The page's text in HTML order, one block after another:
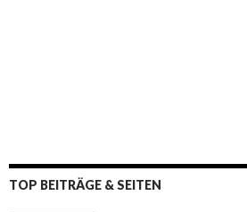
TOP BEITRÄGE & SEITEN